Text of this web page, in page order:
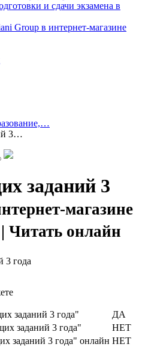
и сдачи экзамена в
Group в интернет-магазине
3…
заданий 3
магазине
Читать онлайн
заданий 3 года"
ДА
заданий 3 года"
НЕТ
заданий 3 года" онлайн НЕТ